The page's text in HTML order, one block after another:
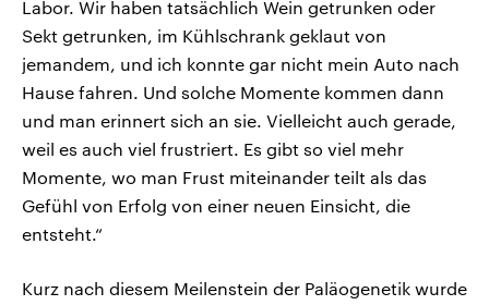
Labor. Wir haben tatsächlich Wein getrunken oder
Sekt getrunken, im Kühlschrank geklaut von
jemandem, und ich konnte gar nicht mein Auto nach
Hause fahren. Und solche Momente kommen dann
und man erinnert sich an sie. Vielleicht auch gerade,
weil es auch viel frustriert. Es gibt so viel mehr
Momente, wo man Frust miteinander teilt als das
Gefühl von Erfolg von einer neuen Einsicht, die
entsteht.“
Kurz nach diesem Meilenstein der Paläogenetik wurde